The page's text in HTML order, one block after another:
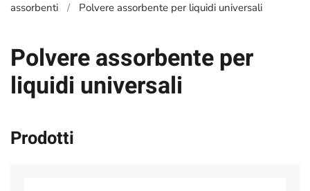
assorbenti
Polvere assorbente per liquidi universali
Polvere assorbente per
liquidi universali
Prodotti